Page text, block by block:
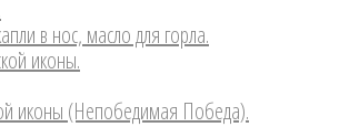
в нос, масло для горла.
иконы.
иконы (Непобедимая Победа).